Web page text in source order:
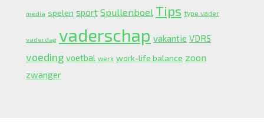
media spelen sport Spullenboel Tips type vader
vaderdag vaderschap vakantie VDRS
voeding voetbal werk work-life balance zoon
zwanger